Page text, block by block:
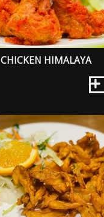
CHICKEN HIMALAYA